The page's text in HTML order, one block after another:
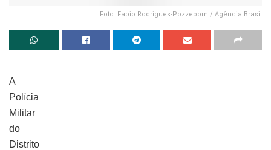
Foto: Fabio Rodrigues-Pozzebom / Agência Brasil
A
Polícia
Militar
do
Distrito